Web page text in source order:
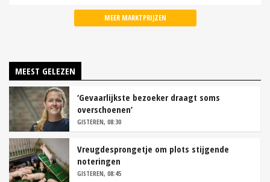
MEER MARKTPRIJZEN
MEEST GELEZEN
‘Gevaarlijkste bezoeker draagt soms
overschoenen’
GISTEREN, 08:30
Vreugdesprongetje om plots stijgende
noteringen
GISTEREN, 08:45